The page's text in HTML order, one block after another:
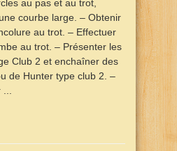
au pas et au trot,
courbe large. – Obtenir
au trot. – Effectuer
au trot. – Présenter les
Club 2 et enchaîner des
de Hunter type club 2. –